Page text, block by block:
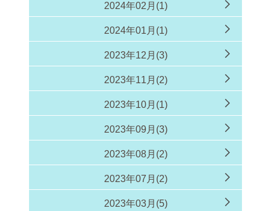
2024年02月(1)
2024年01月(1)
2023年12月(3)
2023年11月(2)
2023年10月(1)
2023年09月(3)
2023年08月(2)
2023年07月(2)
2023年03月(5)